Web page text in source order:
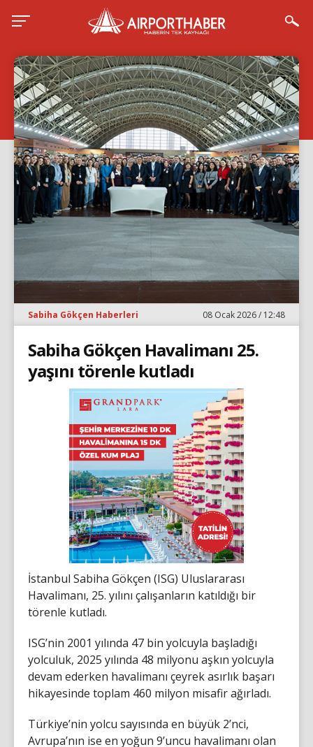
Sabiha Gökçen Haberleri 08 Ocak 2026 / 12:48
Sabiha Gökçen Havalimanı 25.
yaşını törenle kutladı
İstanbul Sabiha Gökçen (ISG) Uluslararası
Havalimanı, 25. yılını çalışanların katıldığı bir
törenle kutladı.
ISG’nin 2001 yılında 47 bin yolcuyla başladığı
yolculuk, 2025 yılında 48 milyonu aşkın yolcuyla
devam ederken havalimanı çeyrek asırlık başarı
hikayesinde toplam 460 milyon misafir ağırladı.
Türkiye’nin yolcu sayısında en büyük 2’nci,
Avrupa’nın ise en yoğun 9’uncu havalimanı olan